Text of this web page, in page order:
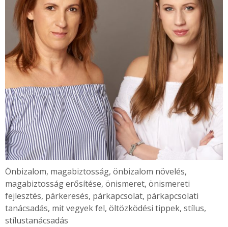
Önbizalom, magabiztosság, önbizalom növelés,
magabiztosság erősítése, önismeret, önismereti
fejlesztés, párkeresés, párkapcsolat, párkapcsolati
tanácsadás, mit vegyek fel, öltözködési tippek, stílus,
stílustanácsadás